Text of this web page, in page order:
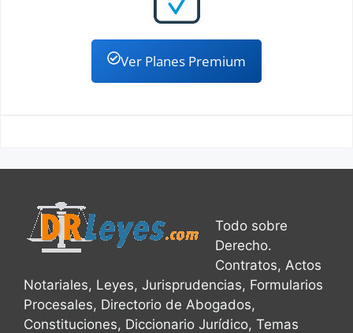
Ver Planes Premium
Todo sobre
Derecho.
Contratos, Actos
Notariales, Leyes, Jurisprudencias, Formularios
Procesales, Directorio de Abogados,
Constituciones, Diccionario Jurídico, Temas